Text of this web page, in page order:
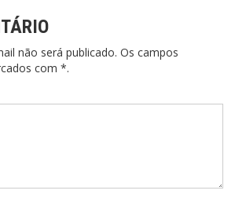
não será publicado. Os campos
com *.